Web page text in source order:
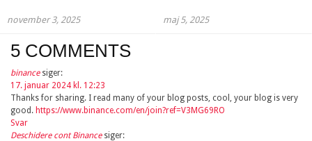
november 3, 2025 maj 5, 2025
5 COMMENTS
binance siger:
17. januar 2024 kl. 12:23
Thanks for sharing. I read many of your blog posts, cool, your blog is very
good. https://www.binance.com/en/join?ref=V3MG69RO
Svar
Deschidere cont Binance siger: